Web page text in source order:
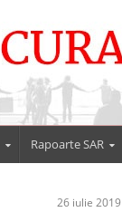
Rapoarte SAR
26 iulie 2019